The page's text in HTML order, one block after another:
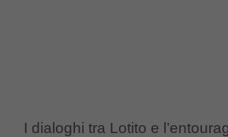
I dialoghi tra Lotito e